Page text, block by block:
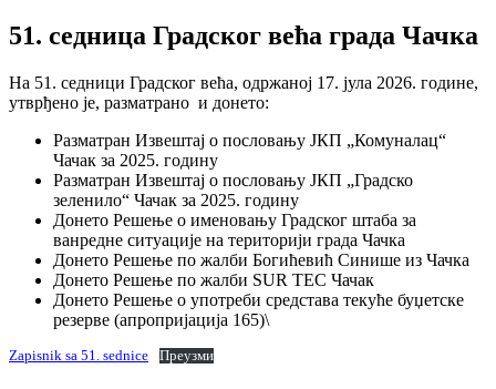
51. седница Градског већа града Чачка
На 51. седници Градског већа, одржаној 17. јула 2026. године,
утврђено је, разматрано и донето:
Разматран Извештај о пословању ЈКП „Комуналац“
Чачак за 2025. годину
Разматран Извештај о пословању ЈКП „Градско
зеленило“ Чачак за 2025. годину
Донето Решење о именовању Градског штаба за
ванредне ситуације на територији града Чачка
Донето Решење по жалби Богићевић Синише из Чачка
Донето Решење по жалби SUR TEC Чачак
Донето Решење о употреби средстава текуће буџетске
резерве (апропријација 165)\
Zapisnik sa 51. sednice Преузми